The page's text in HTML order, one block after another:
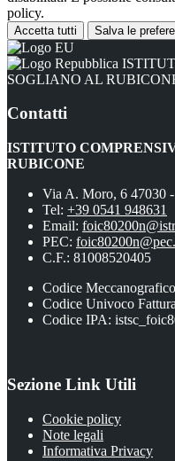
policy.
Accetta tutti Salva le
SOGLIANO AL
Contatti
ISTITUTO
RUBICONE
Via A. Moro, 6 47030
Tel: +39 0541 948631
Email:
PEC:
C.F.: 81008520405
Codice
Codice Univoco
Codice IPA:
Sezione Link Utili
Cookie policy
Note legali
Informativa Privacy